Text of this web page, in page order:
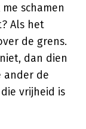
schamen
Als het
de grens.
dan dien
ander de
vrijheid is